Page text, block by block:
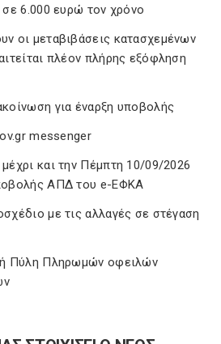
6.000 ευρώ τον χρόνο
οι μεταβιβάσεις κατασχεμένων
πλέον πλήρης εξόφληση
για έναρξη υποβολής
messenger
και την Πέμπτη 10/09/2026
ΑΠΔ του e-ΕΦΚΑ
με τις αλλαγές σε στέγαση
Πύλη Πληρωμών οφειλών